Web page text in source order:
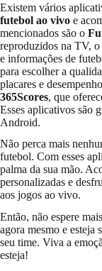
Existem vários
futebol ao vivo e
mencionados são o
reproduzidos na TV, o
e informações de
para escolher a
placares e
365Scores, que
Esses aplicativos são
Android.
Não perca mais
futebol. Com esses
palma da sua mão.
personalizadas e
aos jogos ao vivo.
Então, não espere
agora mesmo e esteja
seu time. Viva a
esteja!